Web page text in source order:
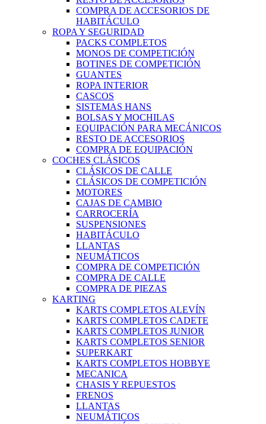
COMPRA DE ACCESORIOS DE
HABITÁCULO
ROPA Y SEGURIDAD
PACKS COMPLETOS
MONOS DE COMPETICIÓN
BOTINES DE COMPETICIÓN
GUANTES
ROPA INTERIOR
CASCOS
SISTEMAS HANS
BOLSAS Y MOCHILAS
EQUIPACIÓN PARA MECÁNICOS
RESTO DE ACCESORIOS
COMPRA DE EQUIPACIÓN
COCHES CLÁSICOS
CLÁSICOS DE CALLE
CLÁSICOS DE COMPETICIÓN
MOTORES
CAJAS DE CAMBIO
CARROCERÍA
SUSPENSIONES
HABITÁCULO
LLANTAS
NEUMÁTICOS
COMPRA DE COMPETICIÓN
COMPRA DE CALLE
COMPRA DE PIEZAS
KARTING
KARTS COMPLETOS ALEVÍN
KARTS COMPLETOS CADETE
KARTS COMPLETOS JUNIOR
KARTS COMPLETOS SENIOR
SUPERKART
KARTS COMPLETOS HOBBYE
MECANICA
CHASIS Y REPUESTOS
FRENOS
LLANTAS
NEUMÁTICOS